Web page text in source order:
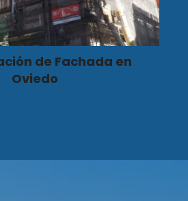
de Fachada en
Oviedo